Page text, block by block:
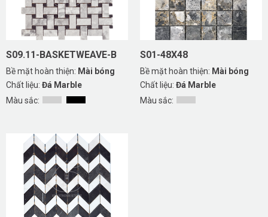
S09.11-BASKETWEAVE-B
Bề mặt hoàn thiện: Mài bóng
Chất liệu: Đá Marble
Màu sắc:
S01-48X48
Bề mặt hoàn thiện: Mài bóng
Chất liệu: Đá Marble
Màu sắc: